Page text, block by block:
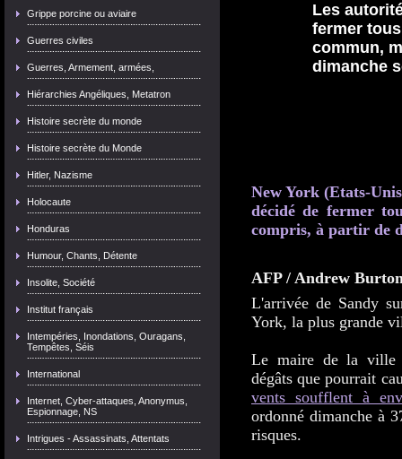
Grippe porcine ou aviaire
Guerres civiles
Guerres, Armement, armées,
Hiérarchies Angéliques, Metatron
Histoire secrète du monde
Histoire secrète du Monde
Hitler, Nazisme
Holocaute
Honduras
Humour, Chants, Détente
Insolite, Société
Institut français
Intempéries, Inondations, Ouragans,
Tempêtes, Séis
International
Internet, Cyber-attaques, Anonymus,
Espionnage, NS
Intrigues - Assassinats, Attentats
New York (Etats-
décidé de fermer
compris, à partir de
AFP / Andrew
L'arrivée de Sandy
York, la plus grande
Le maire de la ville
dégâts que pourrait
vents soufflent à
ordonné dimanche à
risques.